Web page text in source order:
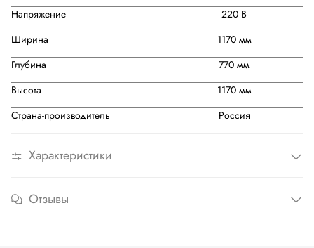
Напряжение
220 В
Ширина
1170 мм
Глубина
770 мм
Высота
1170 мм
Страна-производитель
Россия
Характеристики
Отзывы